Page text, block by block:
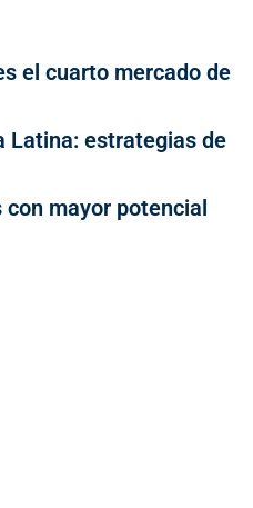
el cuarto mercado de
Latina: estrategias de
mayor potencial